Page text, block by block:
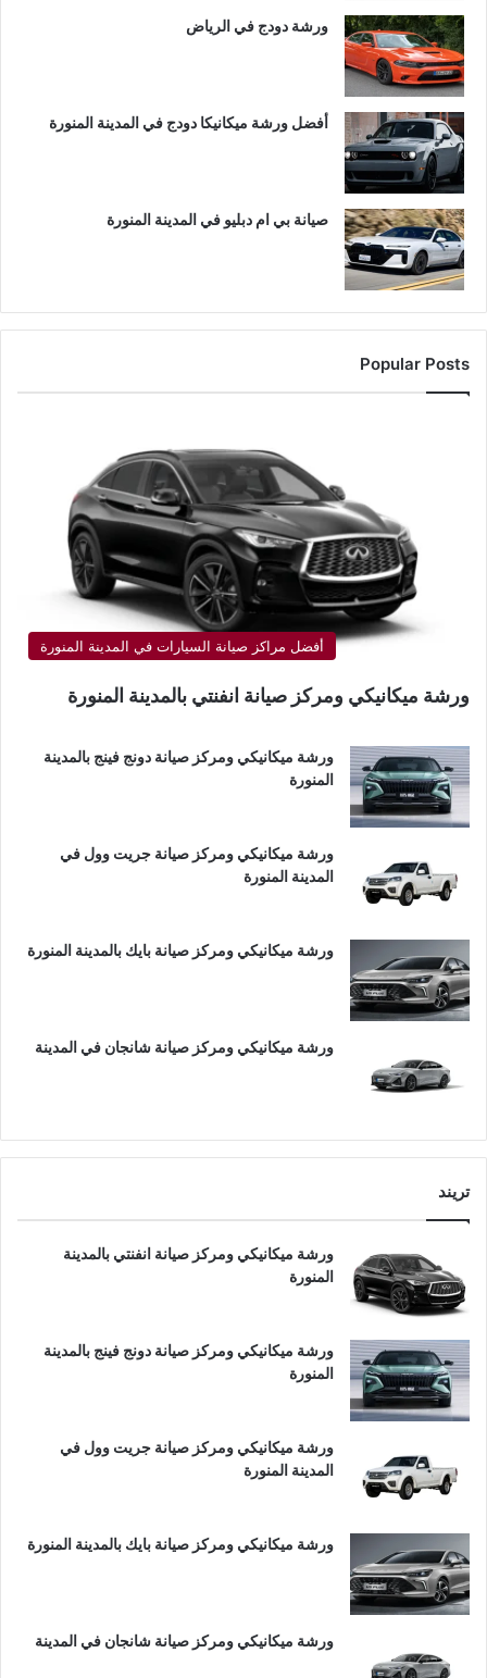
ورشة دودج في الرياض
أفضل ورشة ميكانيكا دودج في المدينة المنورة
صيانة بي ام دبليو في المدينة المنورة
Popular Posts
أفضل مراكز صيانة السيارات في المدينة المنورة
ورشة ميكانيكي ومركز صيانة انفنتي بالمدينة المنورة
ورشة ميكانيكي ومركز صيانة دونج فينج بالمدينة
المنورة
ورشة ميكانيكي ومركز صيانة جريت وول في
المدينة المنورة
ورشة ميكانيكي ومركز صيانة بايك بالمدينة المنورة
ورشة ميكانيكي ومركز صيانة شانجان في المدينة
تريند
ورشة ميكانيكي ومركز صيانة انفنتي بالمدينة
المنورة
ورشة ميكانيكي ومركز صيانة دونج فينج بالمدينة
المنورة
ورشة ميكانيكي ومركز صيانة جريت وول في
المدينة المنورة
ورشة ميكانيكي ومركز صيانة بايك بالمدينة المنورة
ورشة ميكانيكي ومركز صيانة شانجان في المدينة